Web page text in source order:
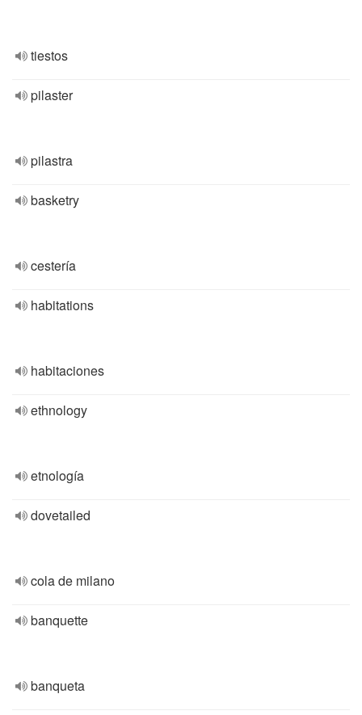
tiestos
pilaster
pilastra
basketry
cestería
habitations
habitaciones
ethnology
etnología
dovetailed
cola de milano
banquette
banqueta